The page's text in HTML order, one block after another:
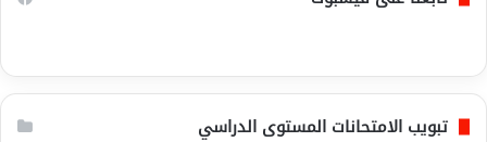
تبويب الامتحانات المستوى الدراسي